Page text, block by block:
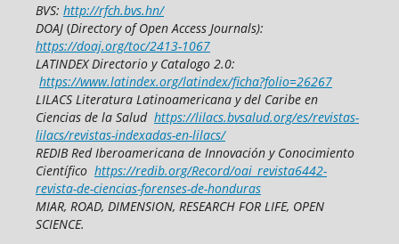
BVS: http://rfch.bvs.hn/
DOAJ(Directory of Open Access Journals):
https://doaj.org/toc/2413-1067
LATINDEX Directorio y Catalogo 2.0:
https://www.latindex.org/latindex/ficha?folio=26267
LILACS Literatura Latinoamericana y del Caribe en
Ciencias de la Salud https://lilacs.bvsalud.org/es/revistas-
lilacs/revistas-indexadas-en-lilacs/
REDIB Red Iberoamericana de Innovación y Conocimiento
Científico https://redib.org/Record/oai_revista6442-
revista-de-ciencias-forenses-de-honduras
MIAR, ROAD, DIMENSION, RESEARCH FOR LIFE, OPEN
SCIENCE.